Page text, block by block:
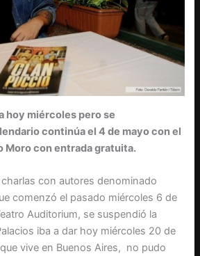
hoy miércoles pero se
continúa el 4 de mayo con el
Moro con entrada gratuita.
con autores denominado
comenzó el pasado miércoles 6 de
Auditorium, se suspendió la
iba a dar hoy miércoles 20 de
vive en Buenos Aires, no pudo